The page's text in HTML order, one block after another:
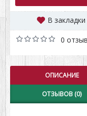
В закладки
0
ОПИСАНИЕ
ОТЗЫВОВ (0)